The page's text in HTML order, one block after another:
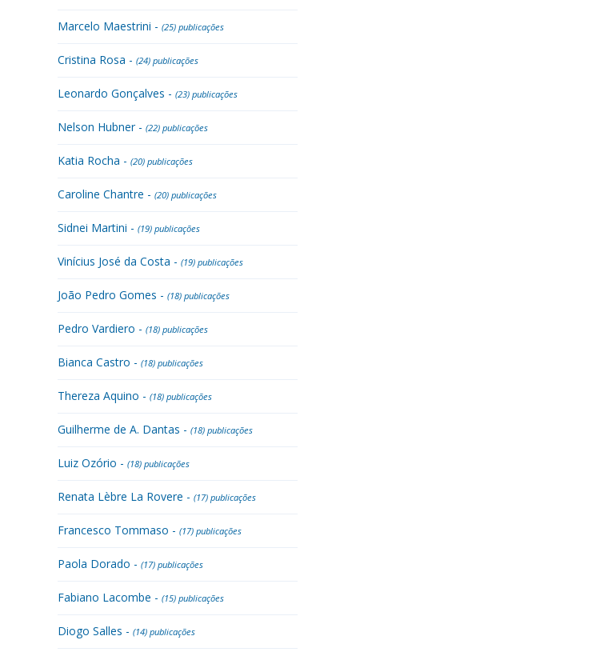
Marcelo Maestrini - (25) publicações
Cristina Rosa - (24) publicações
Leonardo Gonçalves - (23) publicações
Nelson Hubner - (22) publicações
Katia Rocha - (20) publicações
Caroline Chantre - (20) publicações
Sidnei Martini - (19) publicações
Vinícius José da Costa - (19) publicações
João Pedro Gomes - (18) publicações
Pedro Vardiero - (18) publicações
Bianca Castro - (18) publicações
Thereza Aquino - (18) publicações
Guilherme de A. Dantas - (18) publicações
Luiz Ozório - (18) publicações
Renata Lèbre La Rovere - (17) publicações
Francesco Tommaso - (17) publicações
Paola Dorado - (17) publicações
Fabiano Lacombe - (15) publicações
Diogo Salles - (14) publicações